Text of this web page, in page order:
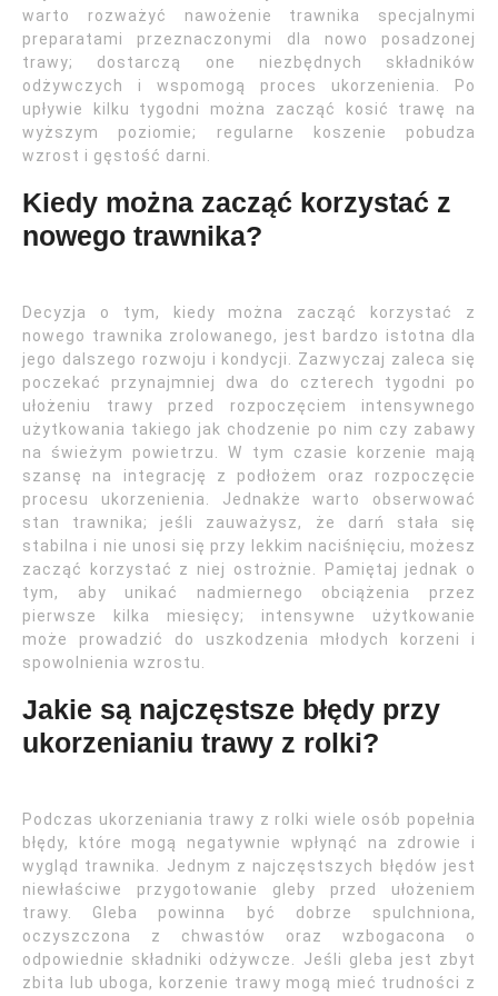
warto rozważyć nawożenie trawnika specjalnymi
preparatami przeznaczonymi dla nowo posadzonej
trawy; dostarczą one niezbędnych składników
odżywczych i wspomogą proces ukorzenienia. Po
upływie kilku tygodni można zacząć kosić trawę na
wyższym poziomie; regularne koszenie pobudza
wzrost i gęstość darni.
Kiedy można zacząć korzystać z
nowego trawnika?
Decyzja o tym, kiedy można zacząć korzystać z
nowego trawnika zrolowanego, jest bardzo istotna dla
jego dalszego rozwoju i kondycji. Zazwyczaj zaleca się
poczekać przynajmniej dwa do czterech tygodni po
ułożeniu trawy przed rozpoczęciem intensywnego
użytkowania takiego jak chodzenie po nim czy zabawy
na świeżym powietrzu. W tym czasie korzenie mają
szansę na integrację z podłożem oraz rozpoczęcie
procesu ukorzenienia. Jednakże warto obserwować
stan trawnika; jeśli zauważysz, że darń stała się
stabilna i nie unosi się przy lekkim naciśnięciu, możesz
zacząć korzystać z niej ostrożnie. Pamiętaj jednak o
tym, aby unikać nadmiernego obciążenia przez
pierwsze kilka miesięcy; intensywne użytkowanie
może prowadzić do uszkodzenia młodych korzeni i
spowolnienia wzrostu.
Jakie są najczęstsze błędy przy
ukorzenianiu trawy z rolki?
Podczas ukorzeniania trawy z rolki wiele osób popełnia
błędy, które mogą negatywnie wpłynąć na zdrowie i
wygląd trawnika. Jednym z najczęstszych błędów jest
niewłaściwe przygotowanie gleby przed ułożeniem
trawy. Gleba powinna być dobrze spulchniona,
oczyszczona z chwastów oraz wzbogacona o
odpowiednie składniki odżywcze. Jeśli gleba jest zbyt
zbita lub uboga, korzenie trawy mogą mieć trudności z